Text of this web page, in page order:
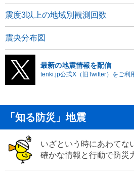
震度3以上の地域別観測回数
震央分布図
最新の地震情報を配信
tenki.jp公式X（旧Twitter）をご利
「知る防災」地震
いざという時にあわてな
確かな情報と行動で防災